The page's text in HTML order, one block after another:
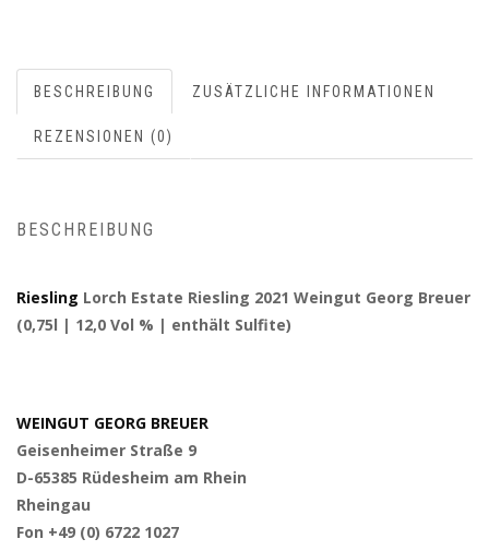
BESCHREIBUNG ZUSÄTZLICHE INFORMATIONEN
REZENSIONEN (0)
BESCHREIBUNG
Riesling Lorch Estate Riesling 2021 Weingut Georg Breuer
(0,75l | 12,0 Vol % | enthält Sulfite)
WEINGUT GEORG BREUER
Geisenheimer Straße 9
D-65385 Rüdesheim am Rhein
Rheingau
Fon +49 (0) 6722 1027